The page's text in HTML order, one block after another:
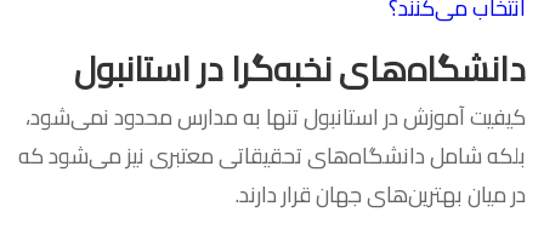
دانشگاه‌های نخبه‌گرا در استانبول
کیفیت آموزش در استانبول تنها به مدارس محدود نمی‌شود،
بلکه شامل دانشگاه‌های تحقیقاتی معتبری نیز می‌شود که
در میان بهترین‌های جهان قرار دارند.